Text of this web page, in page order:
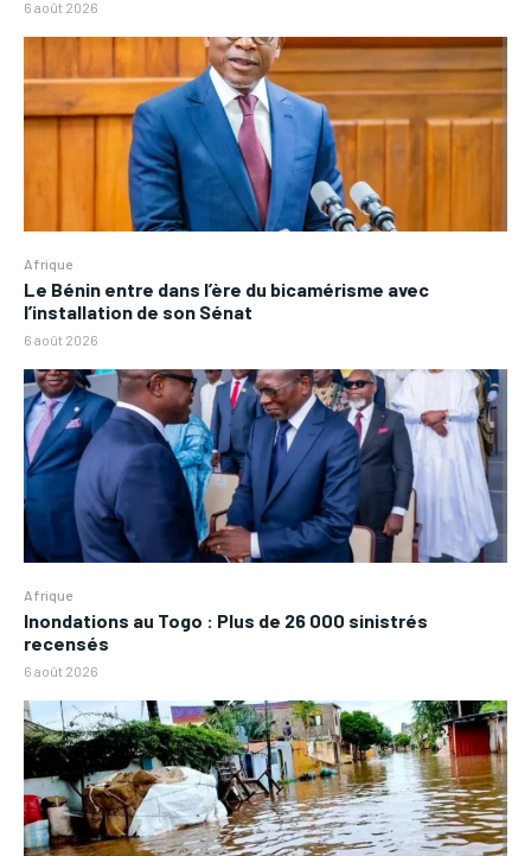
6 août 2026
Afrique
Le Bénin entre dans l’ère du bicamérisme avec
l’installation de son Sénat
6 août 2026
Afrique
Inondations au Togo : Plus de 26 000 sinistrés
recensés
6 août 2026